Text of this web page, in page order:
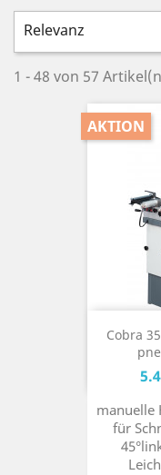
Relevanz
1 - 48 von 57
Cobra
AKTION
manuelle
für